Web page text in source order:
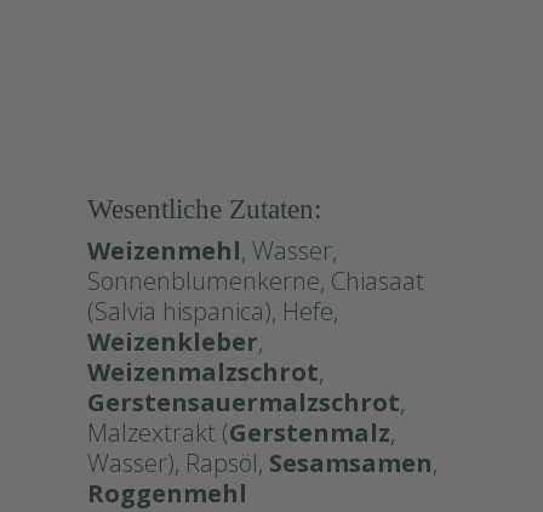
Wesentliche Zutaten:
Weizenmehl, Wasser,
Sonnenblumenkerne, Chiasaat
(Salvia hispanica), Hefe,
Weizenkleber,
Weizenmalzschrot,
Gerstensauermalzschrot,
Malzextrakt (Gerstenmalz,
Wasser), Rapsöl, Sesamsamen,
Roggenmehl